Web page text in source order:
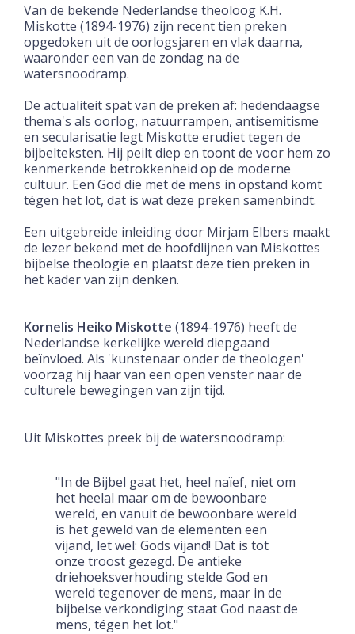
Van de bekende Nederlandse theoloog K.H.
Miskotte (1894-1976) zijn recent tien preken
opgedoken uit de oorlogsjaren en vlak daarna,
waaronder een van de zondag na de
watersnoodramp.
De actualiteit spat van de preken af: hedendaagse
thema's als oorlog, natuurrampen, antisemitisme
en secularisatie legt Miskotte erudiet tegen de
bijbelteksten. Hij peilt diep en toont de voor hem zo
kenmerkende betrokkenheid op de moderne
cultuur. Een God die met de mens in opstand komt
tégen het lot, dat is wat deze preken samenbindt.
Een uitgebreide inleiding door Mirjam Elbers maakt
de lezer bekend met de hoofdlijnen van Miskottes
bijbelse theologie en plaatst deze tien preken in
het kader van zijn denken.
Kornelis Heiko Miskotte (1894-1976) heeft de
Nederlandse kerkelijke wereld diepgaand
beïnvloed. Als 'kunstenaar onder de theologen'
voorzag hij haar van een open venster naar de
culturele bewegingen van zijn tijd.
Uit Miskottes preek bij de watersnoodramp:
"In de Bijbel gaat het, heel naïef, niet om
het heelal maar om de bewoonbare
wereld, en vanuit de bewoonbare wereld
is het geweld van de elementen een
vijand, let wel: Gods vijand! Dat is tot
onze troost gezegd. De antieke
driehoeksverhouding stelde God en
wereld tegenover de mens, maar in de
bijbelse verkondiging staat God naast de
mens, tégen het lot."